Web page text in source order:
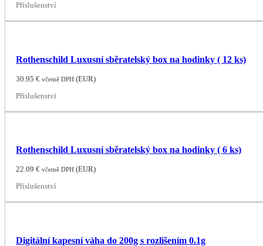
Příslušenství
Rothenschild Luxusní sběratelský box na hodinky ( 12 ks)
30.95€ včetně DPH (EUR)
Příslušenství
Rothenschild Luxusní sběratelský box na hodinky ( 6 ks)
22.09€ včetně DPH (EUR)
Příslušenství
Digitální kapesní váha do 200g s rozlišením 0.1g